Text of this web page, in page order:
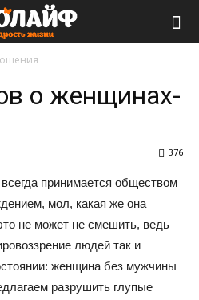
о женщинах-
376
принимается обществом
мол, какая же она
не может не смешить, ведь
людей так и
женщина без мужчины
разрушить глупые